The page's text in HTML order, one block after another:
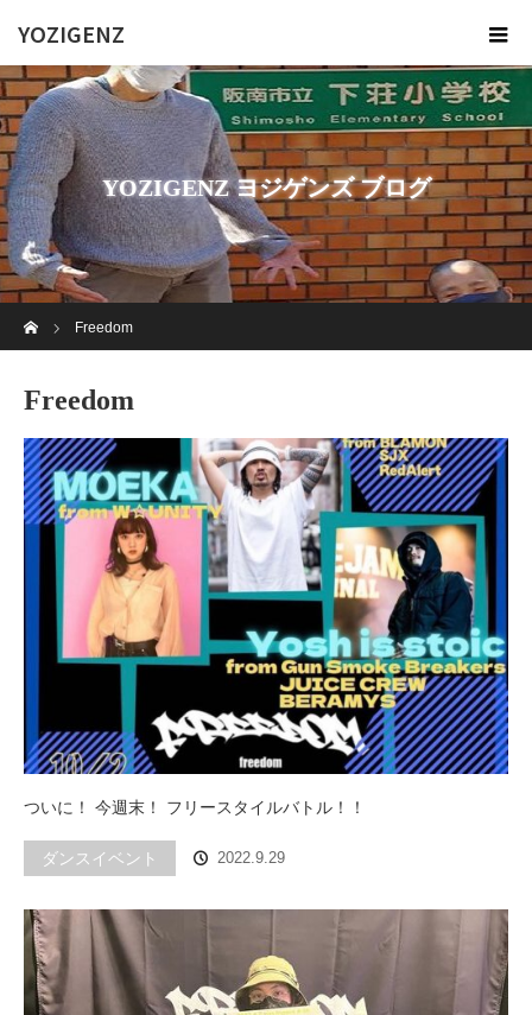
YOZIGENZ
YOZIGENZ ヨジゲンズ ブログ
Freedom
Freedom
ついに！ 今週末！ フリースタイルバトル！！
ダンスイベント 2022.9.29